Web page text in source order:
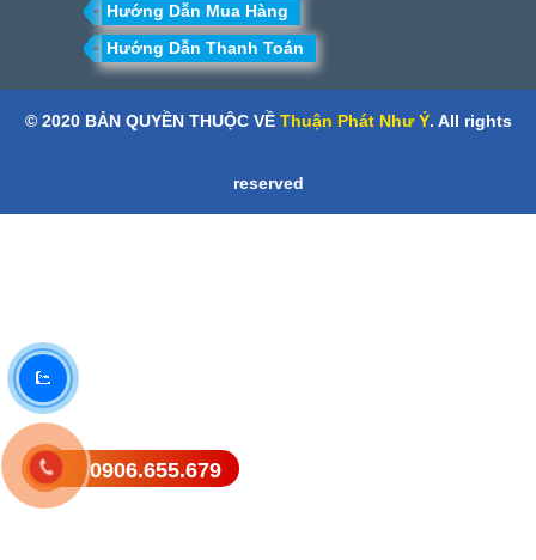
Hướng Dẫn Mua Hàng
Hướng Dẫn Thanh Toán
0906.655.679
© 2020 BẢN QUYỀN THUỘC VỀ Thuận Phát Như Ý. All rights
reserved